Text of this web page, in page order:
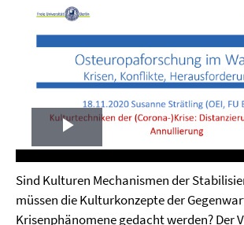
Play
Video
Sind Kulturen Mechanismen der
müssen die Kulturkonzepte der
Krisenphänomene gedacht werden? Der